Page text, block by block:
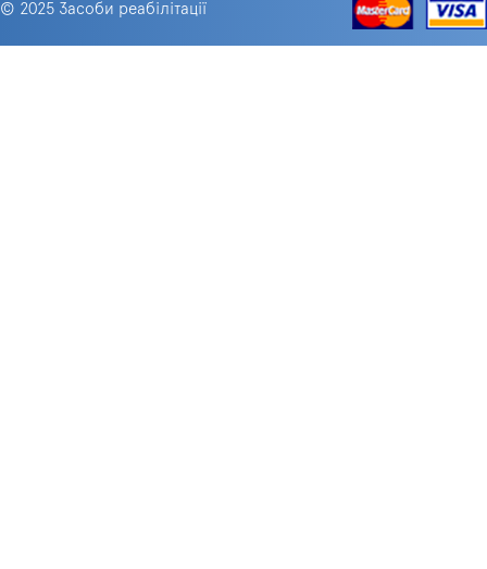
© 2025 Засоби реабілітації